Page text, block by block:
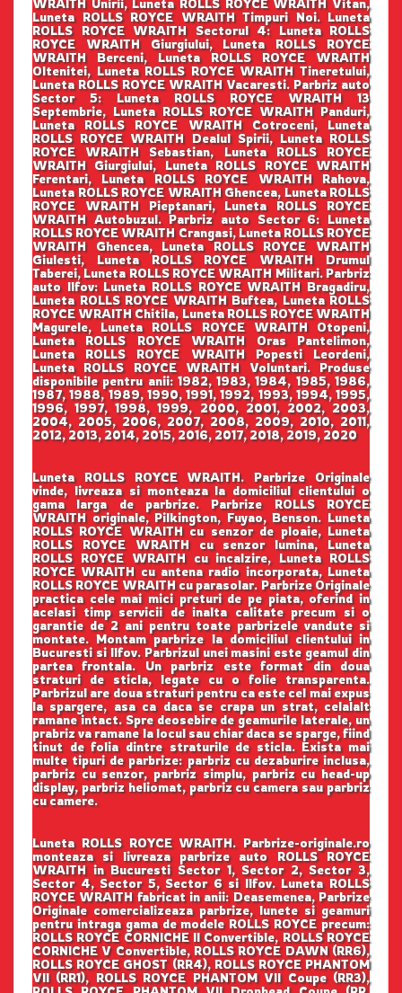
WRAITH Unirii, Luneta ROLLS ROYCE WRAITH Vitan,
Luneta ROLLS ROYCE WRAITH Timpuri Noi. Luneta
ROLLS ROYCE WRAITH Sectorul 4: Luneta ROLLS
ROYCE WRAITH Giurgiului, Luneta ROLLS ROYCE
WRAITH Berceni, Luneta ROLLS ROYCE WRAITH
Oltenitei, Luneta ROLLS ROYCE WRAITH Tineretului,
Luneta ROLLS ROYCE WRAITH Vacaresti. Parbriz auto
Sector 5: Luneta ROLLS ROYCE WRAITH 13
Septembrie, Luneta ROLLS ROYCE WRAITH Panduri,
Luneta ROLLS ROYCE WRAITH Cotroceni, Luneta
ROLLS ROYCE WRAITH Dealul Spirii, Luneta ROLLS
ROYCE WRAITH Sebastian, Luneta ROLLS ROYCE
WRAITH Giurgiului, Luneta ROLLS ROYCE WRAITH
Ferentari, Luneta ROLLS ROYCE WRAITH Rahova,
Luneta ROLLS ROYCE WRAITH Ghencea, Luneta ROLLS
ROYCE WRAITH Pieptanari, Luneta ROLLS ROYCE
WRAITH Autobuzul. Parbriz auto Sector 6: Luneta
ROLLS ROYCE WRAITH Crangasi, Luneta ROLLS ROYCE
WRAITH Ghencea, Luneta ROLLS ROYCE WRAITH
Giulesti, Luneta ROLLS ROYCE WRAITH Drumul
Taberei, Luneta ROLLS ROYCE WRAITH Militari. Parbriz
auto Ilfov: Luneta ROLLS ROYCE WRAITH Bragadiru,
Luneta ROLLS ROYCE WRAITH Buftea, Luneta ROLLS
ROYCE WRAITH Chitila, Luneta ROLLS ROYCE WRAITH
Magurele, Luneta ROLLS ROYCE WRAITH Otopeni,
Luneta ROLLS ROYCE WRAITH Oras Pantelimon,
Luneta ROLLS ROYCE WRAITH Popesti Leordeni,
Luneta ROLLS ROYCE WRAITH Voluntari. Produse
disponibile pentru anii: 1982, 1983, 1984, 1985, 1986,
1987, 1988, 1989, 1990, 1991, 1992, 1993, 1994, 1995,
1996, 1997, 1998, 1999, 2000, 2001, 2002, 2003,
2004, 2005, 2006, 2007, 2008, 2009, 2010, 2011,
2012, 2013, 2014, 2015, 2016, 2017, 2018, 2019, 2020
Luneta ROLLS ROYCE WRAITH. Parbrize Originale
vinde, livreaza si monteaza la domiciliul clientului o
gama larga de parbrize. Parbrize ROLLS ROYCE
WRAITH originale, Pilkington, Fuyao, Benson. Luneta
ROLLS ROYCE WRAITH cu senzor de ploaie, Luneta
ROLLS ROYCE WRAITH cu senzor lumina, Luneta
ROLLS ROYCE WRAITH cu incalzire, Luneta ROLLS
ROYCE WRAITH cu antena radio incorporata, Luneta
ROLLS ROYCE WRAITH cu parasolar. Parbrize Originale
practica cele mai mici preturi de pe piata, oferind in
acelasi timp servicii de inalta calitate precum si o
garantie de 2 ani pentru toate parbrizele vandute si
montate. Montam parbrize la domiciliul clientului in
Bucuresti si Ilfov. Parbrizul unei masini este geamul din
partea frontala. Un parbriz este format din doua
straturi de sticla, legate cu o folie transparenta.
Parbrizul are doua straturi pentru ca este cel mai expus
la spargere, asa ca daca se crapa un strat, celalalt
ramane intact. Spre deosebire de geamurile laterale, un
prabriz va ramane la locul sau chiar daca se sparge, fiind
tinut de folia dintre straturile de sticla. Exista mai
multe tipuri de parbrize: parbriz cu dezaburire inclusa,
parbriz cu senzor, parbriz simplu, parbriz cu head-up
display, parbriz heliomat, parbriz cu camera sau parbriz
cu camere.
Luneta ROLLS ROYCE WRAITH. Parbrize-originale.ro
monteaza si livreaza parbrize auto ROLLS ROYCE
WRAITH in Bucuresti Sector 1, Sector 2, Sector 3,
Sector 4, Sector 5, Sector 6 si Ilfov. Luneta ROLLS
ROYCE WRAITH fabricat in anii: Deasemenea, Parbrize
Originale comercializeaza parbrize, lunete si geamuri
pentru intraga gama de modele ROLLS ROYCE precum:
ROLLS ROYCE CORNICHE II Convertible, ROLLS ROYCE
CORNICHE V Convertible, ROLLS ROYCE DAWN (RR6),
ROLLS ROYCE GHOST (RR4), ROLLS ROYCE PHANTOM
VII (RR1), ROLLS ROYCE PHANTOM VII Coupe (RR3),